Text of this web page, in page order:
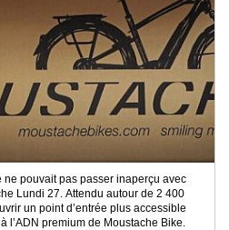
pouvait pas passer inaperçu avec
Lundi 27. Attendu autour de 2 400
un point d’entrée plus accessible
l’ADN premium de Moustache Bike.